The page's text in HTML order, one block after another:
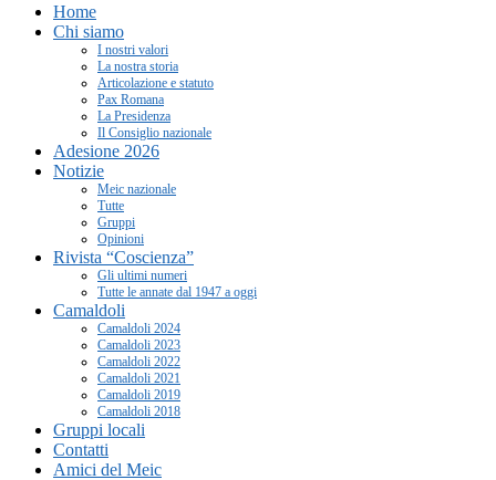
Home
Chi siamo
I nostri valori
La nostra storia
Articolazione e statuto
Pax Romana
La Presidenza
Il Consiglio nazionale
Adesione 2026
Notizie
Meic nazionale
Tutte
Gruppi
Opinioni
Rivista “Coscienza”
Gli ultimi numeri
Tutte le annate dal 1947 a oggi
Camaldoli
Camaldoli 2024
Camaldoli 2023
Camaldoli 2022
Camaldoli 2021
Camaldoli 2019
Camaldoli 2018
Gruppi locali
Contatti
Amici del Meic